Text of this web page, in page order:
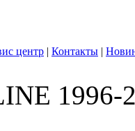
центр | Контакты |
1996-